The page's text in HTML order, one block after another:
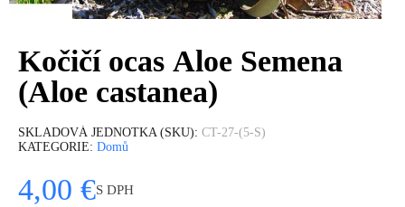
Kočičí ocas Aloe Semena
(Aloe castanea)
SKLADOVÁ JEDNOTKA (SKU) CT-27-(5-S)
KATEGORIE Domů
4,00 €S DPH